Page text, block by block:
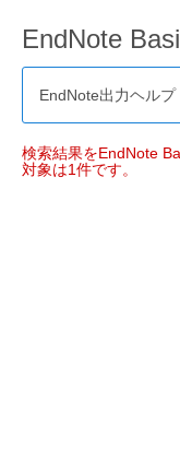
EndNote
EndNote出力ヘルプ
検索結果をEndNote
対象は1件です。